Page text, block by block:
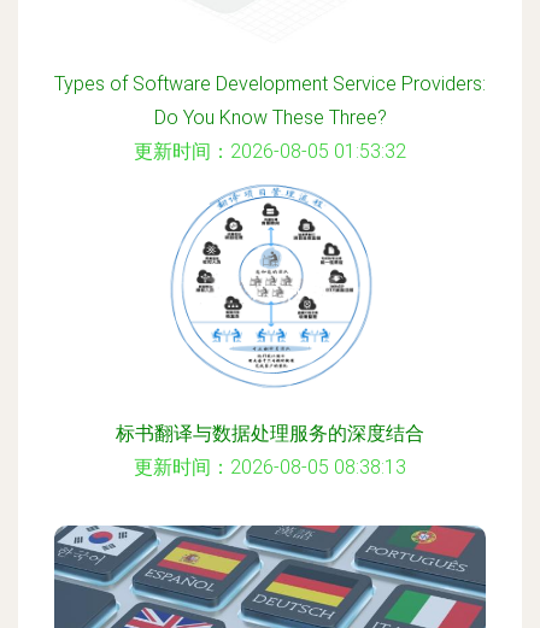
Types of Software Development Service Providers:
Do You Know These Three?
更新时间：2026-08-05 01:53:32
标书翻译与数据处理服务的深度结合
更新时间：2026-08-05 08:38:13